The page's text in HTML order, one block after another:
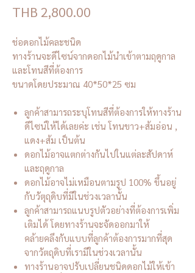
THB 2,800.00
ช่อดอกไม้คละชนิด
ทางร้านจะดีไซน์จากดอกไม้นำเข้าตามฤดูกาล
และโทนสีที่ต้องการ
ขนาดโดยประมาณ 40*50*25 ซม
ลูกค้าสามารถระบุโทนสีที่ต้องการให้ทางร้าน
ดีไซน์ให้ได้เลยค่ะ เช่น โทนขาว+ส้มอ่อน ,
แดง+ส้ม เป็นต้น
ดอกไม้อาจแตกต่างกันไปในแต่ละสัปดาห์
และฤดูกาล
ดอกไม้อาจไม่เหมือนตามรูป 100% ขึ้นอยู่
กับวัตุถุดิบที่มีในช่วงเวลานั้น
ลูกค้าสามารถแนบรูปตัวอย่างที่ต้องการเพิ่ม
เติมได้ โดยทางร้านจะจัดออกมาให้
คล้ายคลึงกับแบบที่ลูกค้าต้องการมากที่สุด
จากวัตถุดิบที่เรามีในช่วงเวลานั้น
ทางร้านอาจปรับเปลี่ยนชนิดดอกไม้ให้เข้า